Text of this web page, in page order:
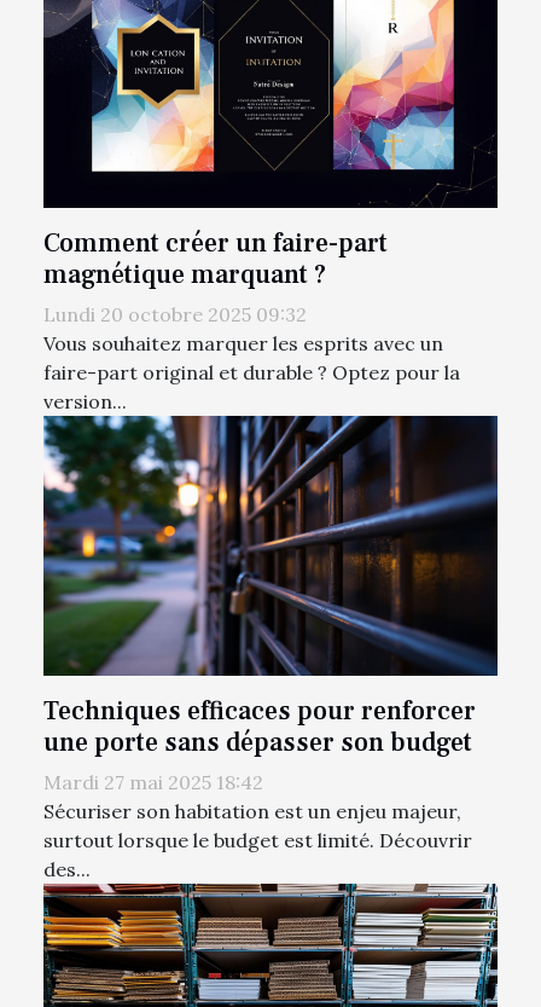
Comment créer un faire-part
magnétique marquant ?
Lundi 20 octobre 2025 09:32
Vous souhaitez marquer les esprits avec un
faire-part original et durable ? Optez pour la
version...
Techniques efficaces pour renforcer
une porte sans dépasser son budget
Mardi 27 mai 2025 18:42
Sécuriser son habitation est un enjeu majeur,
surtout lorsque le budget est limité. Découvrir
des...